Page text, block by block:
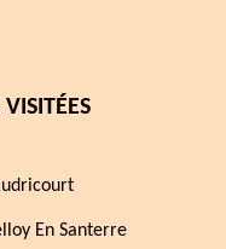
En Santerre